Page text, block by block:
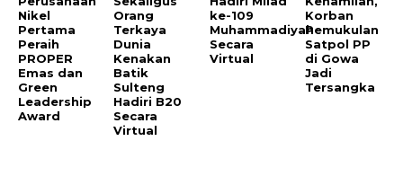
Nikel
Pertama
Peraih
PROPER
Emas dan
Green
Leadership
Award
Orang
Terkaya
Dunia
Kenakan
Batik
Sulteng
Hadiri B20
Secara
Virtual
ke-109
Muhammadiyah
Secara
Virtual
Korban
Pemukulan
Satpol PP
di Gowa
Jadi
Tersangka